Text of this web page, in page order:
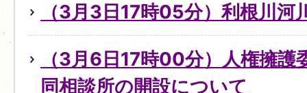
（3月3日17時05分）利根川
（3月6日17時00分）人権擁護
同相談所の開設について